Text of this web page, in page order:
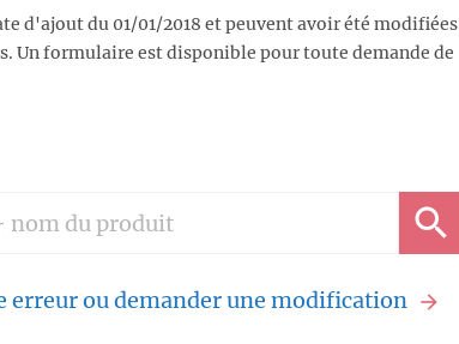
d'ajout du 01/01/2018 et peuvent avoir été modifiées
Un formulaire est disponible pour toute demande de
erreur ou demander une modification